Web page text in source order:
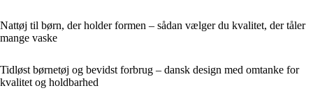
Nattøj til børn, der holder formen – sådan vælger du kvalitet, der tåler
mange vaske
Tidløst børnetøj og bevidst forbrug – dansk design med omtanke for
kvalitet og holdbarhed